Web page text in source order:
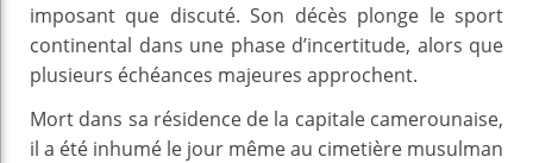
imposant que discuté. Son décès plonge le sport
continental dans une phase d’incertitude, alors que
plusieurs échéances majeures approchent.
Mort dans sa résidence de la capitale camerounaise,
il a été inhumé le jour même au cimetière musulman